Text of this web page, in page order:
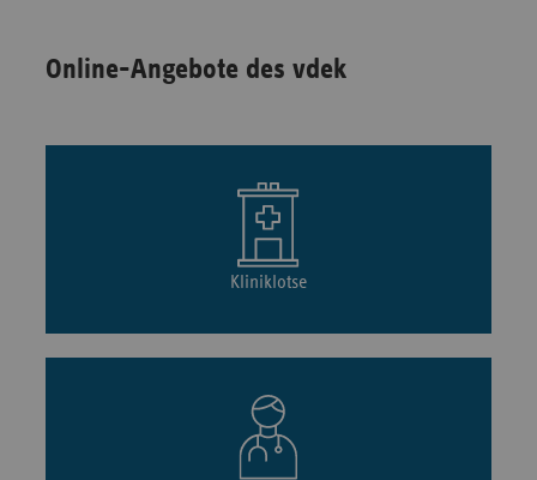
Online-Angebote des vdek
Kliniklotse